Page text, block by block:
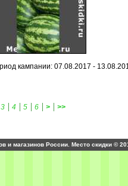
кампании: 07.08.2017 -
3 | 4 | 5 | 6 | > | >>
и магазинов России. Место скидки ©